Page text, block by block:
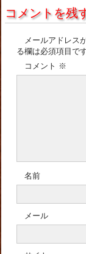
コメントを残
メールアドレス
る欄は必須項目で
コメント ※
名前
メール